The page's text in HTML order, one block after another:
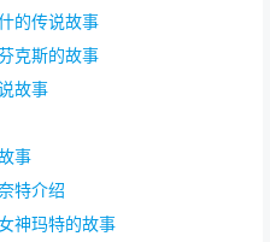
的传说故事
克斯的故事
故事
事
特介绍
神玛特的故事